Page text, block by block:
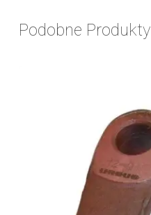
Podobne Produkty